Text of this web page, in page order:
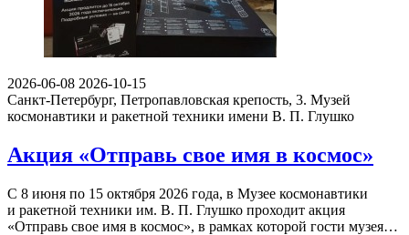
2026-06-08 2026-10-15
Санкт-Петербург, Петропавловская крепость, 3. Музей
космонавтики и ракетной техники имени В. П. Глушко
Акция «Отправь свое имя в космос»
С 8 июня по 15 октября 2026 года, в Музее космонавтики
и ракетной техники им. В. П. Глушко проходит акция
«Отправь свое имя в космос», в рамках которой гости музея…